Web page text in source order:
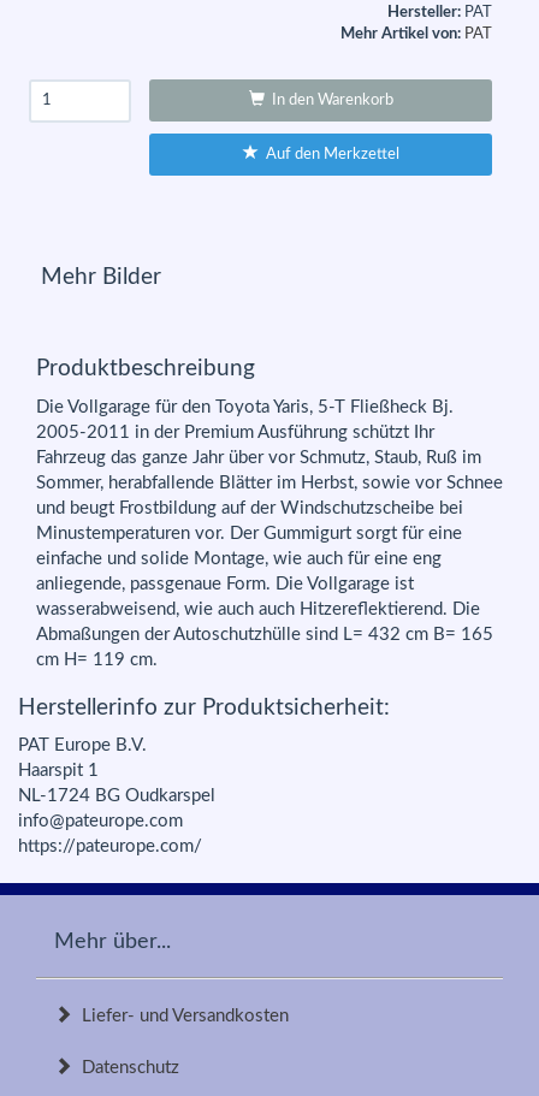
Hersteller: PAT
Mehr Artikel von: PAT
In den Warenkorb
Auf den Merkzettel
Mehr Bilder
Produktbeschreibung
Die Vollgarage für den Toyota Yaris, 5-T Fließheck Bj.
2005-2011 in der Premium Ausführung schützt Ihr
Fahrzeug das ganze Jahr über vor Schmutz, Staub, Ruß im
Sommer, herabfallende Blätter im Herbst, sowie vor Schnee
und beugt Frostbildung auf der Windschutzscheibe bei
Minustemperaturen vor. Der Gummigurt sorgt für eine
einfache und solide Montage, wie auch für eine eng
anliegende, passgenaue Form. Die Vollgarage ist
wasserabweisend, wie auch auch Hitzereflektierend. Die
Abmaßungen der Autoschutzhülle sind L= 432 cm B= 165
cm H= 119 cm.
Herstellerinfo zur Produktsicherheit:
PAT Europe B.V.
Haarspit 1
NL-1724 BG Oudkarspel
info@pateurope.com
https://pateurope.com/
Mehr über...
Liefer- und Versandkosten
Datenschutz